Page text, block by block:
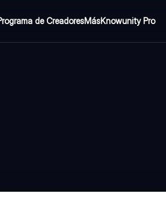
de CreadoresMásKnowunity Pro